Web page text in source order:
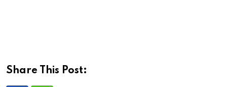
Share This Post: